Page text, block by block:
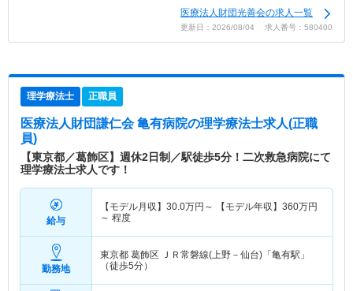
医療法人財団光善会の求人一覧
更新日：2026/08/04 求人番号：580400
理学療法士 正職員
医療法人財団謙仁会 亀有病院の理学療法士求人(正職
員)
【東京都／葛飾区】週休2日制／駅徒歩5分！二次救急病院にて
理学療法士求人です！
給与
【モデル月収】 30.0万円～ 【モデル年収】 360万円
～ 程度
勤務地
東京都 葛飾区 ＪＲ常磐線(上野－仙台)「亀有駅」
（徒歩5分）